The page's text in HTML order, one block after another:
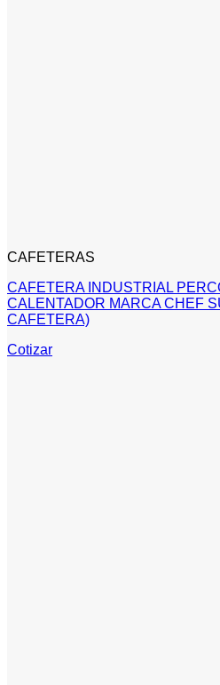
CAFETERAS
CAFETERA INDUSTRIAL
CALENTADOR MARCA CHEF
CAFETERA)
Cotizar